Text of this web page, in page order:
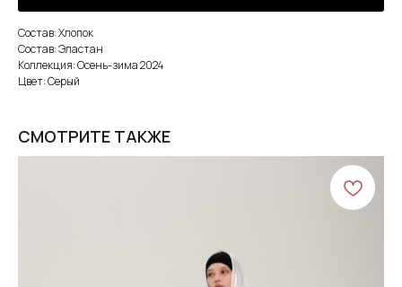
Состав: Хлопок
Состав: Эластан
Коллекция: Осень-зима 2024
Цвет: Серый
СМОТРИТЕ ТАКЖЕ